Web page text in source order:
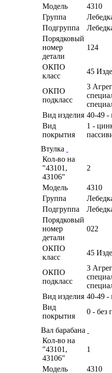
Модель
4310
Группа
Подгруппа
Порядковый
номер
детали
124
ОКПО
класс
45
ОКПО
подкласс
3
Вид изделия 40-49 -
Вид
покрытия
1 -
Втулка
Кол-во на
"43101,
43106"
2
Модель
4310
Группа
Подгруппа
Порядковый
номер
детали
022
ОКПО
класс
45
ОКПО
подкласс
3
Вид изделия 40-49 -
Вид
покрытия
0 - без
Вал барабана
Кол-во на
"43101,
43106"
1
Модель
4310